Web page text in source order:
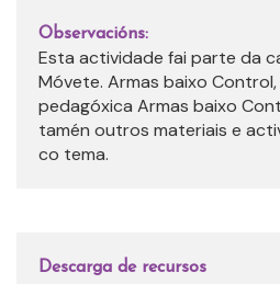
Observacións:
Esta actividade fai parte da
Móvete. Armas baixo
pedagóxica Armas baixo
tamén outros materiais e
co tema.
Descarga de recursos